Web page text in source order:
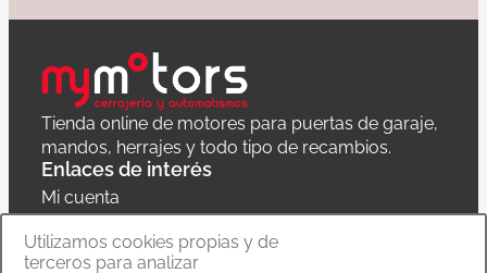
Tienda online de motores para puertas de garaje,
mandos, herrajes y todo tipo de recambios.
Enlaces de interés
Mi cuenta
Política de privacidad
Utilizamos cookies propias y de
terceros para analizar